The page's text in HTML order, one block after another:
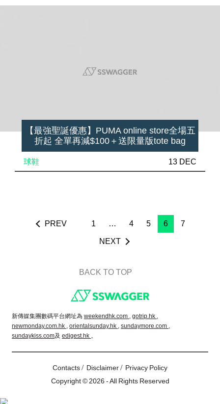
【最強聖誕優惠】PUMA online store全場五
折起 全單再減$100＋送限量版tote bag
球鞋 13 DEC
PREV 1 … 4 5 6 7
NEXT
BACK TO TOP
新傳媒集團數碼平台網址為 weekendhk.com , gotrip.hk ,
newmonday.com.hk , orientalsunday.hk , sundaymore.com ,
sundaykiss.com及 edigest.hk 。
Contacts/ Disclaimer/ Privacy Policy
Copyright © 2026 - All Rights Reserved